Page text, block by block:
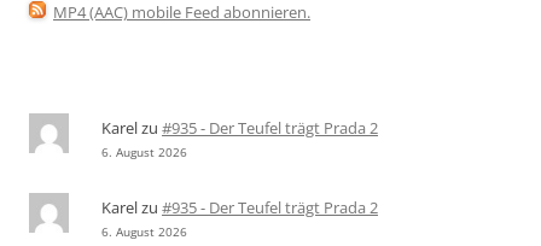
MP4 (AAC) mobile Feed abonnieren.
Karelzu #935 - Der Teufel trägt Prada 2
6. August 2026
Karelzu #935 - Der Teufel trägt Prada 2
6. August 2026